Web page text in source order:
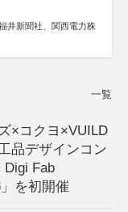
井新聞社、関西電力株
一覧
×コクヨ×VUILD
品デザインコン
Digi Fab
を初開催